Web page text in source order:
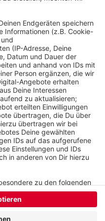
Wuppertal. In der
der SV
Mettmann-Sport
12:43